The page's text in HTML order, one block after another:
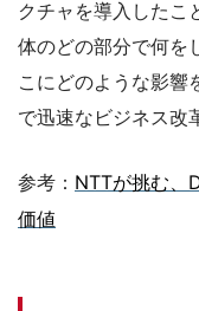
クチャを導入したこ
体のどの部分で何を
こにどのような影響
で迅速なビジネス改
参考： NTTが挑む、
価値